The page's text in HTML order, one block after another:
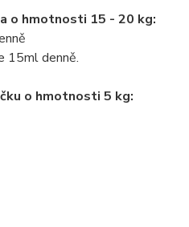
o hmotnosti 15 - 20 kg:
15ml denně.
o hmotnosti 5 kg: